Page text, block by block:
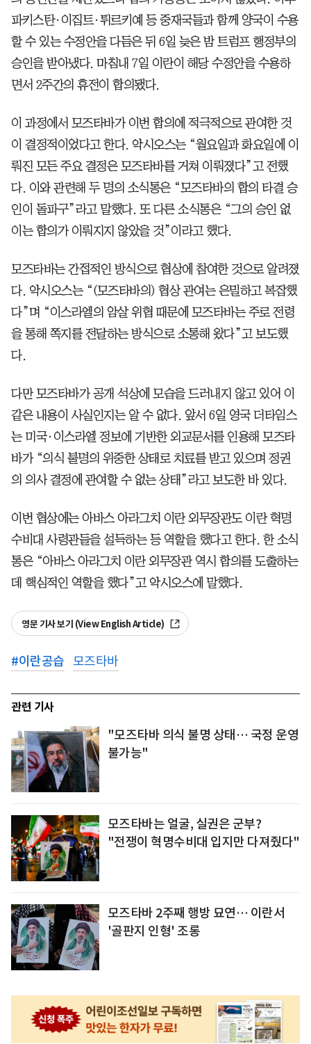
파키스탄·이집트·튀르키예 등 중재국들과 함께 양국이 수용
할 수 있는 수정안을 다듬은 뒤 6일 늦은 밤 트럼프 행정부의
승인을 받아냈다. 마침내 7일 이란이 해당 수정안을 수용하
면서 2주간의 휴전이 합의됐다.
이 과정에서 모즈타바가 이번 합의에 적극적으로 관여한 것
이 결정적이었다고 한다. 악시오스는 “월요일과 화요일에 이
뤄진 모든 주요 결정은 모즈타바를 거쳐 이뤄졌다”고 전했
다. 이와 관련해 두 명의 소식통은 “모즈타바의 합의 타결 승
인이 돌파구”라고 말했다. 또 다른 소식통은 “그의 승인 없
이는 합의가 이뤄지지 않았을 것”이라고 했다.
모즈타바는 간접적인 방식으로 협상에 참여한 것으로 알려졌
다. 악시오스는 “(모즈타바의) 협상 관여는 은밀하고 복잡했
다”며 “이스라엘의 암살 위협 때문에 모즈타바는 주로 전령
을 통해 쪽지를 전달하는 방식으로 소통해 왔다”고 보도했
다.
다만 모즈타바가 공개 석상에 모습을 드러내지 않고 있어 이
같은 내용이 사실인지는 알 수 없다. 앞서 6일 영국 더타임스
는 미국·이스라엘 정보에 기반한 외교문서를 인용해 모즈타
바가 “의식 불명의 위중한 상태로 치료를 받고 있으며 정권
의 의사 결정에 관여할 수 없는 상태”라고 보도한 바 있다.
이번 협상에는 아바스 아라그치 이란 외무장관도 이란 혁명
수비대 사령관들을 설득하는 등 역할을 했다고 한다. 한 소식
통은 “아바스 아라그치 이란 외무장관 역시 합의를 도출하는
데 핵심적인 역할을 했다”고 악시오스에 말했다.
영문 기사 보기 (View English Article)
#이란공습 모즈타바
관련 기사
"모즈타바 의식 불명 상태… 국정 운영
불가능"
모즈타바는 얼굴, 실권은 군부?
"전쟁이 혁명수비대 입지만 다져줬다"
모즈타바 2주째 행방 묘연… 이란서
'골판지 인형' 조롱